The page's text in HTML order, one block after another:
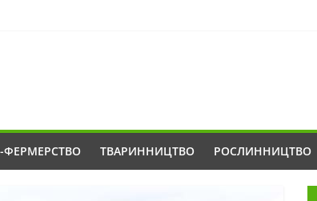
ФЕРМЕРСТВО ТВАРИННИЦТВО РОСЛИННИЦТВО